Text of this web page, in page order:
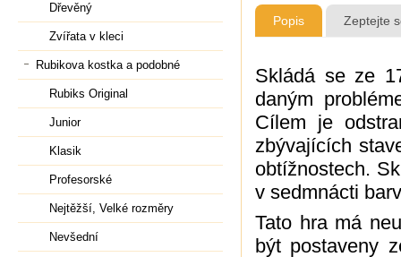
Popis Zeptejte
Skládá se ze
daným
Cílem je
zbývajících
obtížnostech.
v sedmnácti
Tato hra má
být postaveny
Dřevěný
Zvířata v kleci
Rubikova kostka a podobné
Rubiks Original
Junior
Klasik
Profesorské
Nejtěžší, Velké rozměry
Nevšední